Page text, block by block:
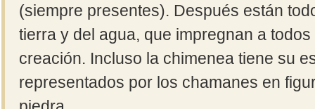
(siempre presentes). Después están
tierra y del agua, que impregnan a
creación. Incluso la chimenea tiene su
representados por los chamanes en